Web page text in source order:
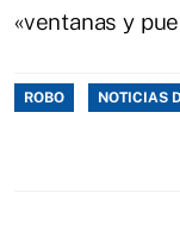
«ventanas y
ROBO NOTICIAS